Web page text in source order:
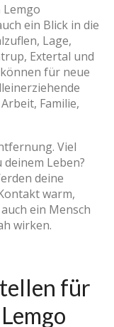
Lemgo
ein Blick in die
Lage,
Extertal und
für neue
Familie,
Viel
Leben?
deine
warm,
ein Mensch
wirken.
für